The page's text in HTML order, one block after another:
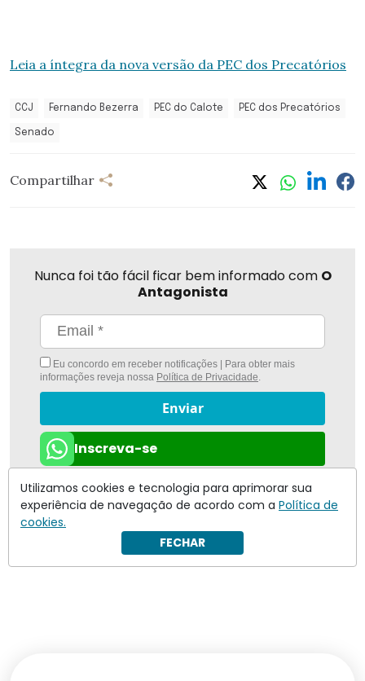
Leia a íntegra da nova versão da PEC dos Precatórios
CCJ Fernando Bezerra PEC do Calote PEC dos Precatórios
Senado
Compartilhar
Nunca foi tão fácil ficar bem informado com O
Antagonista
Eu concordo em receber notificações | Para obter mais
informações reveja nossa Política de Privacidade.
Enviar
Inscreva-se
Utilizamos cookies e tecnologia para aprimorar sua
experiência de navegação de acordo com a Política de
cookies.
FECHAR